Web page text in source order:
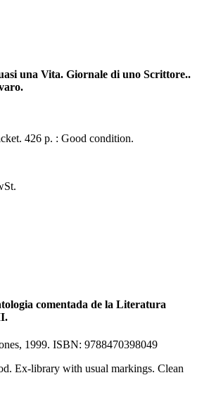
una Vita. Giornale di uno Scrittore..
426 p. : Good condition.
comentada de la Literatura
1999. ISBN: 9788470398049
Ex-library with usual markings. Clean